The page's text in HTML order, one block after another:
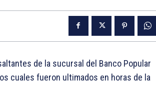
de la sucursal del Banco Popular
cuales fueron ultimados en horas de la